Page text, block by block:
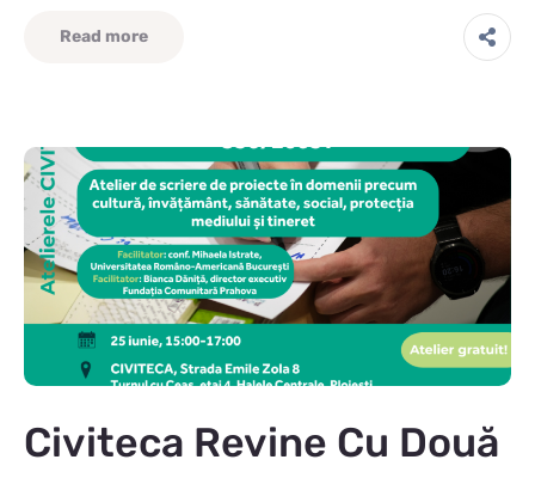
Read more
Civiteca Revine Cu Două